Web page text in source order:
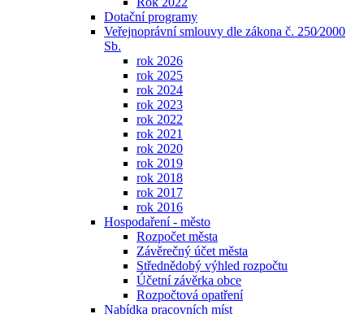
Dotační programy
Veřejnoprávní smlouvy dle zákona č. 250⁄2000
Sb.
rok 2026
rok 2025
rok 2024
rok 2023
rok 2022
rok 2021
rok 2020
rok 2019
rok 2018
rok 2017
rok 2016
Hospodaření - město
Rozpočet města
Závěrečný účet města
Střednědobý výhled rozpočtu
Účetní závěrka obce
Rozpočtová opatření
Nabídka pracovních míst